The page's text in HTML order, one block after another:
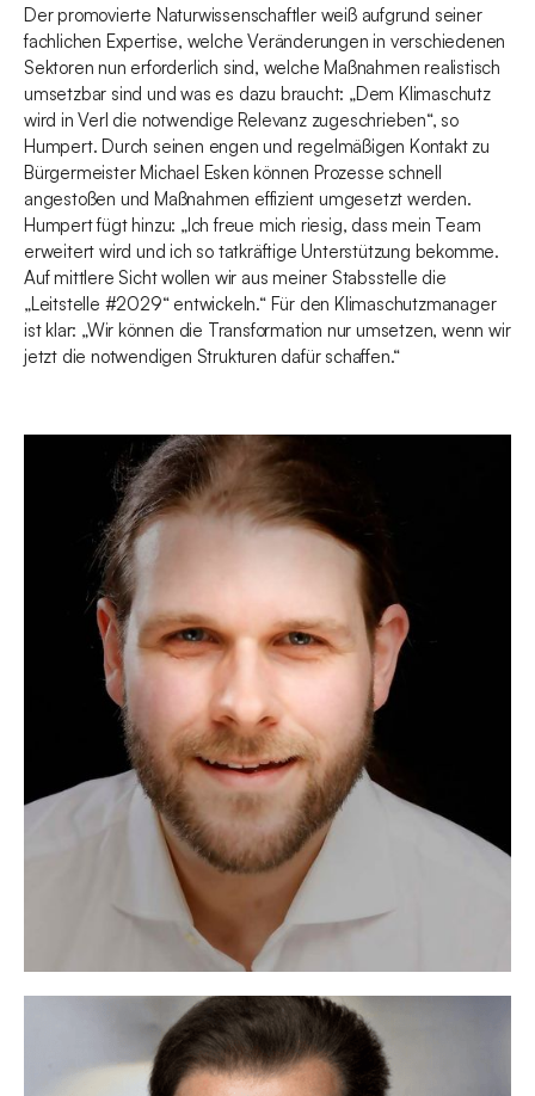
Der promovierte Naturwissenschaftler weiß aufgrund seiner
fachlichen Expertise, welche Veränderungen in verschiedenen
Sektoren nun erforderlich sind, welche Maßnahmen realistisch
umsetzbar sind und was es dazu braucht: „Dem Klimaschutz
wird in Verl die notwendige Relevanz zugeschrieben“, so
Humpert. Durch seinen engen und regelmäßigen Kontakt zu
Bürgermeister Michael Esken können Prozesse schnell
angestoßen und Maßnahmen effizient umgesetzt werden.
Humpert fügt hinzu: „Ich freue mich riesig, dass mein Team
erweitert wird und ich so tatkräftige Unterstützung bekomme.
Auf mittlere Sicht wollen wir aus meiner Stabsstelle die
„Leitstelle #2029“ entwickeln.“ Für den Klimaschutzmanager
ist klar: „Wir können die Transformation nur umsetzen, wenn wir
jetzt die notwendigen Strukturen dafür schaffen.“